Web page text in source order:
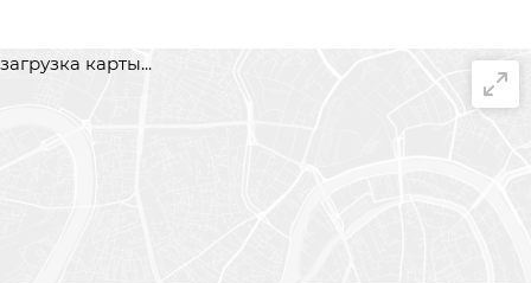
загрузка карты...